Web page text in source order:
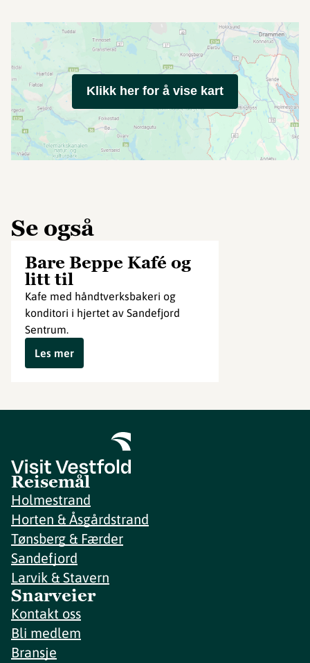
Klikk her for å vise kart
Se også
Bare Beppe Kafé og
litt til
Kafe med håndtverksbakeri og
konditori i hjertet av Sandefjord
Sentrum.
Les mer
Reisemål
Holmestrand
Horten & Åsgårdstrand
Tønsberg & Færder
Sandefjord
Larvik & Stavern
Snarveier
Kontakt oss
Bli medlem
Bransje